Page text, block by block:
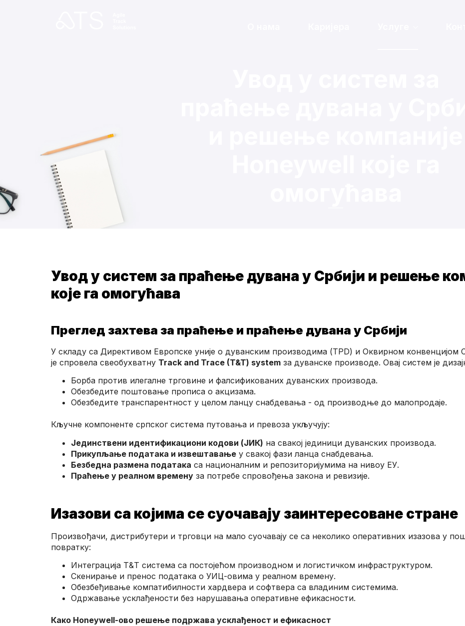
Увод у систем за праћење дувана у Србији и решење
које га омогућава
Преглед захтева за праћење и праћење дувана у Србији
У складу са Директивом Европске уније о дуванским производима (TPD) и Оквирном конвенцијом
је спровела свеобухватну Track and Trace (T&T) system за дуванске производе. Овај систем је
Борба против илегалне трговине и фалсификованих дуванских производа.
Обезбедите поштовање прописа о акцизама.
Обезбедите транспарентност у целом ланцу снабдевања - од производње до малопродаје.
Кључне компоненте српског система путовања и превоза укључују:
Јединствени идентификациони кодови (ЈИК) на свакој јединици дуванских производа.
Прикупљање података и извештавање у свакој фази ланца снабдевања.
Безбедна размена података са националним и репозиторијумима на нивоу ЕУ.
Праћење у реалном времену за потребе спровођења закона и ревизије.
Изазови са којима се суочавају заинтересоване стране
Произвођачи, дистрибутери и трговци на мало суочавају се са неколико оперативних изазова у
повратку:
Интеграција Т&Т система са постојећом производном и логистичком инфраструктуром.
Скенирање и пренос података о УИЦ-овима у реалном времену.
Обезбеђивање компатибилности хардвера и софтвера са владиним системима.
Одржавање усклађености без нарушавања оперативне ефикасности.
Како Honeywell-ово решење подржава усклађеност и ефикасност